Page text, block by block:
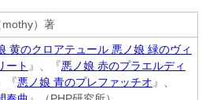
mothy）著
黄のクロアテュール 悪ノ娘 緑のヴィ
ート 』、『悪ノ娘 赤のプラエルディ
『悪ノ娘 青のプレファッチオ 』、